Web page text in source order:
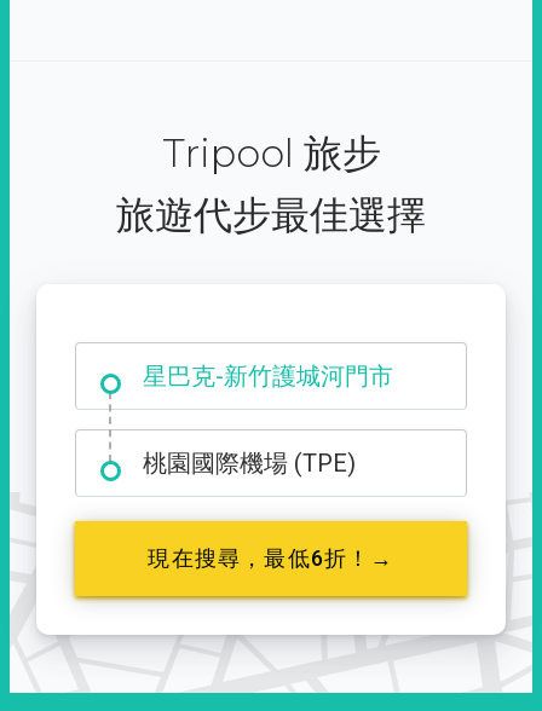
Tripool 旅步
旅遊代步最佳選擇
大霸尖山登山口
桃園國際機場 (TPE)
現在搜尋，最低6折！→